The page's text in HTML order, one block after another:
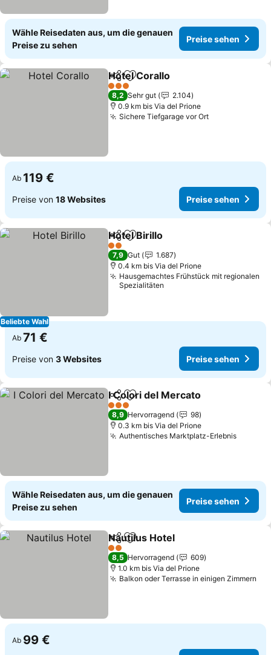
Wähle Reisedaten aus, um die genauen
Preise zu sehen
Preise sehen
TeilenZu Favoriten hinzufügen
Hotel Corallo
3 Sterne
8,2 Sehr gut
2.104
0.9 km bis Via del Prione
Sichere Tiefgarage vor OrtPreise sehen
Ab 119 €
Preise von 18 Websites Preise sehen
Beliebte Wahl
TeilenZu Favoriten hinzufügen
Hotel Birillo
2 Sterne
7,9 Gut
1.687
0.4 km bis Via del Prione
Hausgemachtes Frühstück mit regionalen
Spezialitäten
Ab 71 €
Preise von 3 Websites Preise sehen
TeilenZu Favoriten hinzufügen
I Colori del Mercato
3 Sterne
8,9 Hervorragend
98
0.3 km bis Via del Prione
Authentisches Marktplatz-ErlebnisPreise
Wähle Reisedaten aus, um die genauen
Preise zu sehen
Preise sehen
TeilenZu Favoriten hinzufügen
Nautilus Hotel
2 Sterne
8,5 Hervorragend
609
1.0 km bis Via del Prione
Balkon oder Terrasse in einigen Zimmern
Ab 99 €